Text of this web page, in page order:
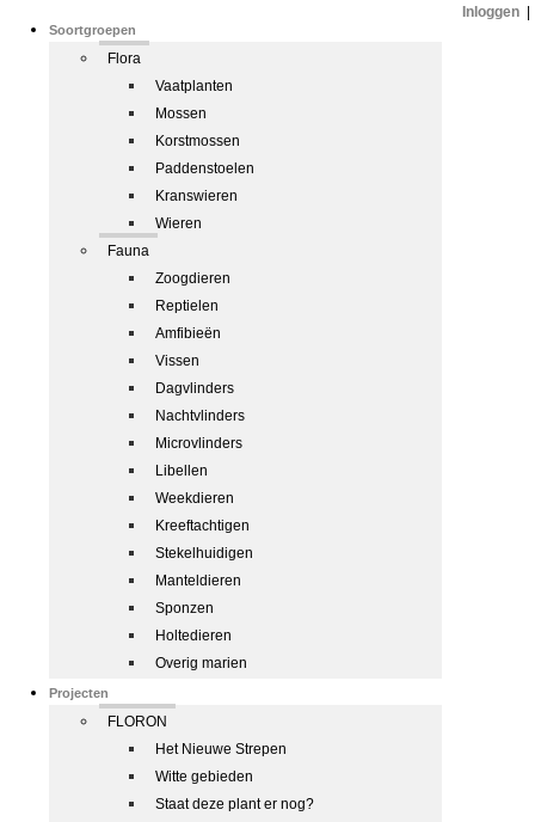
Soortgroepen
Flora
Vaatplanten
Mossen
Korstmossen
Paddenstoelen
Kranswieren
Wieren
Fauna
Zoogdieren
Reptielen
Amfibieën
Vissen
Dagvlinders
Nachtvlinders
Microvlinders
Libellen
Weekdieren
Kreeftachtigen
Stekelhuidigen
Manteldieren
Sponzen
Holtedieren
Overig marien
Projecten
FLORON
Het Nieuwe Strepen
Witte gebieden
Staat deze plant er nog?
Inloggen